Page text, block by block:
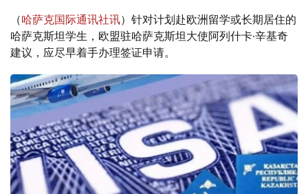
（哈萨克国际通讯社讯）针对计划赴欧洲留学或长期居住的
哈萨克斯坦学生，欧盟驻哈萨克斯坦大使阿列什卡·辛基奇
建议，应尽早着手办理签证申请。